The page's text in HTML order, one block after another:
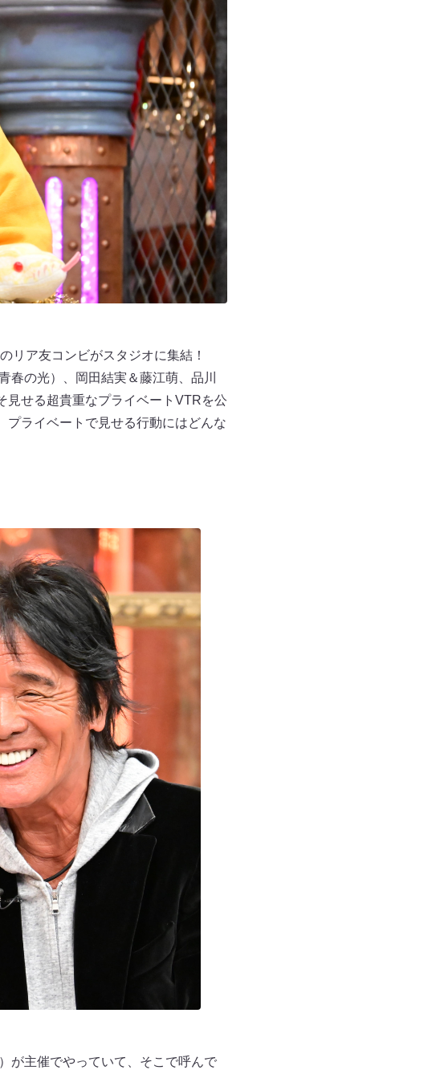
リア友コンビがスタジオに集結！
春の光）、岡田結実＆藤江萌、品川
見せる超貴重なプライベートVTRを公
ライベートで見せる行動にはどんな
が主催でやっていて、そこで呼んで